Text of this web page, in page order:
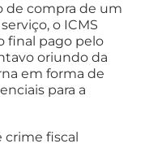
de compra de um
o ICMS
final pago pelo
oriundo da
em forma de
para a
crime fiscal